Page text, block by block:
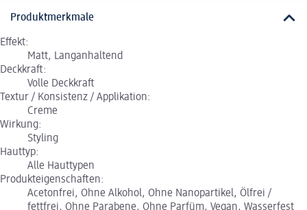
Produktmerkmale
Effekt:
Matt, Langanhaltend
Deckkraft:
Volle Deckkraft
Textur / Konsistenz / Applikation:
Creme
Wirkung:
Styling
Hauttyp:
Alle Hauttypen
Produkteigenschaften:
Acetonfrei, Ohne Alkohol, Ohne Nanopartikel, Ölfrei /
fettfrei, Ohne Parabene, Ohne Parfüm, Vegan, Wasserfest